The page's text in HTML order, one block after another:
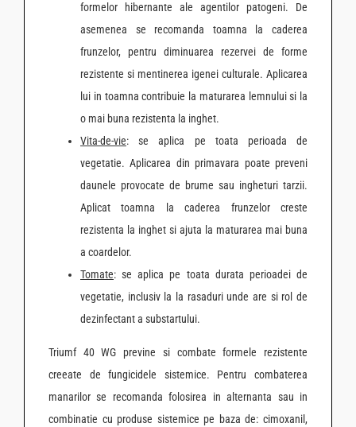
formelor hibernante ale agentilor patogeni. De
asemenea se recomanda toamna la caderea
frunzelor, pentru diminuarea rezervei de forme
rezistente si mentinerea igenei culturale. Aplicarea
lui in toamna contribuie la maturarea lemnului si la
o mai buna rezistenta la inghet.
Vita-de-vie: se aplica pe toata perioada de
vegetatie. Aplicarea din primavara poate preveni
daunele provocate de brume sau ingheturi tarzii.
Aplicat toamna la caderea frunzelor creste
rezistenta la inghet si ajuta la maturarea mai buna
a coardelor.
Tomate: se aplica pe toata durata perioadei de
vegetatie, inclusiv la la rasaduri unde are si rol de
dezinfectant a substartului.
Triumf 40 WG previne si combate formele rezistente
creeate de fungicidele sistemice. Pentru combaterea
manarilor se recomanda folosirea in alternanta sau in
combinatie cu produse sistemice pe baza de: cimoxanil,